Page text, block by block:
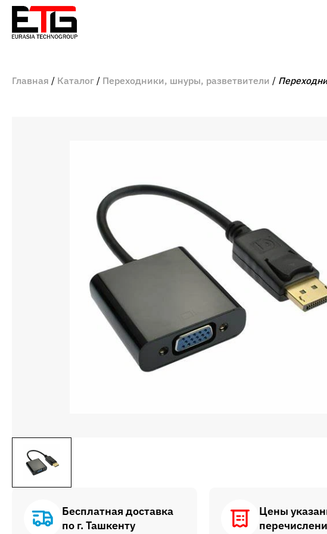
Главная Каталог Переходники, шнуры, разветвители
Бесплатная доставка
по г. Ташкенту
Цены